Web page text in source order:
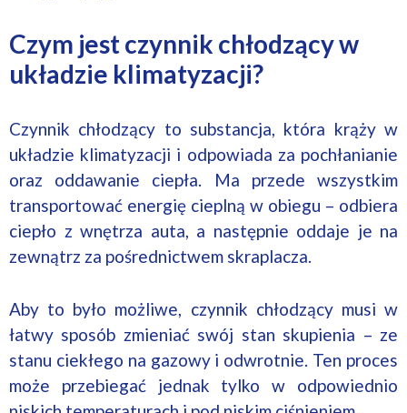
Czym jest czynnik chłodzący w
układzie klimatyzacji?
Czynnik chłodzący to substancja, która krąży w
układzie klimatyzacji i odpowiada za pochłanianie
oraz oddawanie ciepła. Ma przede wszystkim
transportować energię cieplną w obiegu – odbiera
ciepło z wnętrza auta, a następnie oddaje je na
zewnątrz za pośrednictwem skraplacza.
Aby to było możliwe, czynnik chłodzący musi w
łatwy sposób zmieniać swój stan skupienia – ze
stanu ciekłego na gazowy i odwrotnie. Ten proces
może przebiegać jednak tylko w odpowiednio